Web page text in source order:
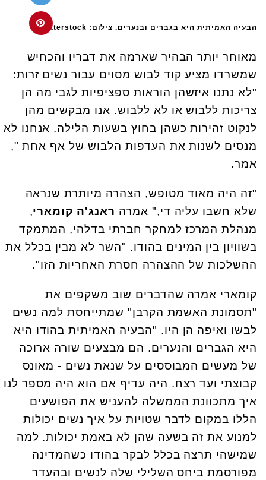
הבעיה האמיתית היא בגברים ובנערים. צילום: shutterstock
מאוחר יותר הבהיר שארמה את דבריו והכחיש
שמשרדו מציע קוד לבוש מסוים עבור נשים זרות:
"לא נתנו איזשהן הוראות ספציפיות לגבי מה הן
צריכות ללבוש או לא ללבוש. אנו מבקשים מהן
לנקוט זהירות כשהן בחוץ בשעות הלילה. אנחנו לא
מנסים לשנות את העדפות הלבוש של אף אחת ",
אמר.
"זה היה מאוד מטופש, הצהרה מיותרת שנראה
שלא חשבו עליה די," אמרה ראנג'ה קומארי,
מנהלת המרכז למחקר חברתי בדלהי, המתמקד
בשוויון בין המינים בהודו. "השר לא מבין בכלל את
ההשלכות של ההצהרה חסרת האחריות הזו".
קומארי אמרה שהדברים שוב משקפים את
"תסמונת האשמת הקרבן" שמתייחסת למה נשים
לבשו ואיפה הן היו. "הבעיה האמיתית בהודו היא
היא הגברים והנערים. הם מבצעים שורה ארוכה
של מעשים המבוססים על שנאת נשים - מאונס
קבוצתי ועד רצח. היה עדיף אם הוא היה מספר לנו
איך מתכוונת הממשלה להעניש את הפושעים
הללו במקום לדבר שטויות על איך נשים יכולות
למנוע את זה בשעה שהן לא באמת יכולות. למה
שמישהי תרצה בכלל לבקר בהודו כשהמדינה
מפורסמת ביחס השלילי שלה לנשים ובהעדר